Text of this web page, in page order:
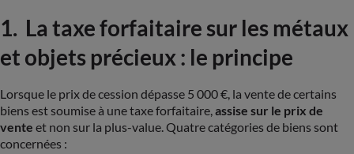
1. La taxe forfaitaire sur les métaux
et objets précieux : le principe
Lorsque le prix de cession dépasse 5 000 €, la vente de certains
biens est soumise à une taxe forfaitaire, assise sur le prix de
vente et non sur la plus-value. Quatre catégories de biens sont
concernées :